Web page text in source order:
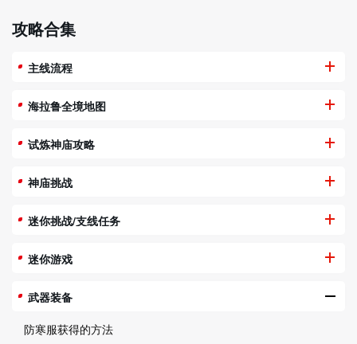
攻略合集
主线流程
海拉鲁全境地图
试炼神庙攻略
神庙挑战
迷你挑战/支线任务
迷你游戏
武器装备
防寒服获得的方法